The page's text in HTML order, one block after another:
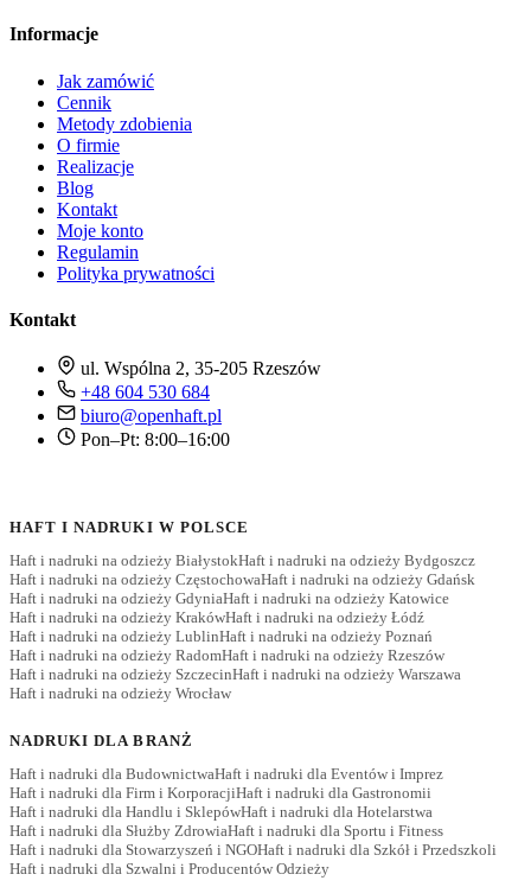
Informacje
Jak zamówić
Cennik
Metody zdobienia
O firmie
Realizacje
Blog
Kontakt
Moje konto
Regulamin
Polityka prywatności
Kontakt
ul. Wspólna 2, 35-205 Rzeszów
+48 604 530 684
biuro@openhaft.pl
Pon–Pt: 8:00–16:00
HAFT I NADRUKI W POLSCE
Haft i nadruki na odzieży BiałystokHaft i nadruki na odzieży Bydgoszcz
Haft i nadruki na odzieży CzęstochowaHaft i nadruki na odzieży Gdańsk
Haft i nadruki na odzieży GdyniaHaft i nadruki na odzieży Katowice
Haft i nadruki na odzieży KrakówHaft i nadruki na odzieży Łódź
Haft i nadruki na odzieży LublinHaft i nadruki na odzieży Poznań
Haft i nadruki na odzieży RadomHaft i nadruki na odzieży Rzeszów
Haft i nadruki na odzieży SzczecinHaft i nadruki na odzieży Warszawa
Haft i nadruki na odzieży Wrocław
NADRUKI DLA BRANŻ
Haft i nadruki dla BudownictwaHaft i nadruki dla Eventów i Imprez
Haft i nadruki dla Firm i KorporacjiHaft i nadruki dla Gastronomii
Haft i nadruki dla Handlu i SklepówHaft i nadruki dla Hotelarstwa
Haft i nadruki dla Służby ZdrowiaHaft i nadruki dla Sportu i Fitness
Haft i nadruki dla Stowarzyszeń i NGOHaft i nadruki dla Szkół i Przedszkoli
Haft i nadruki dla Szwalni i Producentów Odzieży